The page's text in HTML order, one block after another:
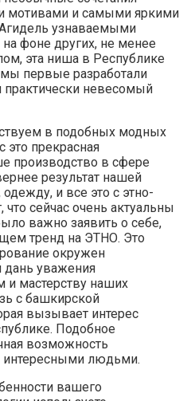
мотивами и самыми яркими
узнаваемыми
фоне других, не менее
эта ниша в Республике
первые разработали
практически невесомый
в подобных модных
это прекрасная
производство в сфере
результат нашей
и все это с этно-
сейчас очень актуальны
важно заявить о себе,
тренд на ЭТНО. Это
окружен
дань уважения
и мастерству наших
с башкирской
вызывает интерес
Подобное
возможность
интересными людьми.
вашего